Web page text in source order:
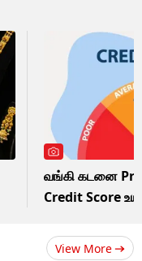
வங்கி கடனை
Credit Score
View More